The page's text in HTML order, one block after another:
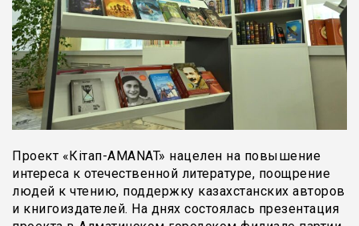
Проект «Кітап-AMANAT» нацелен на повышение
интереса к отечественной литературе, поощрение
людей к чтению, поддержку казахстанских авторов
и книгоиздателей. На днях состоялась презентация